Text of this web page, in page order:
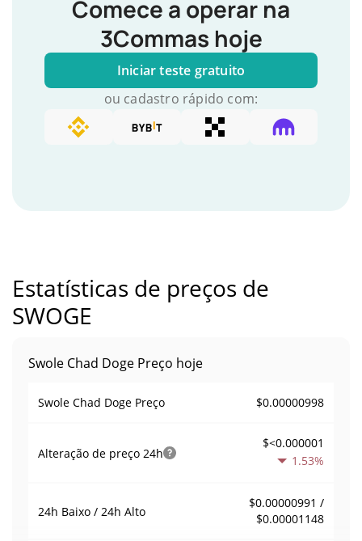
Comece a operar na
3Commas hoje
Iniciar teste gratuito
ou cadastro rápido com:
Estatísticas de preços de
SWOGE
Swole Chad Doge Preço hoje
Swole Chad Doge Preço $0.00000998
Alteração de preço 24h
$<0.000001
1.53%
24h Baixo / 24h Alto
$0.00000991 /
$0.00001148